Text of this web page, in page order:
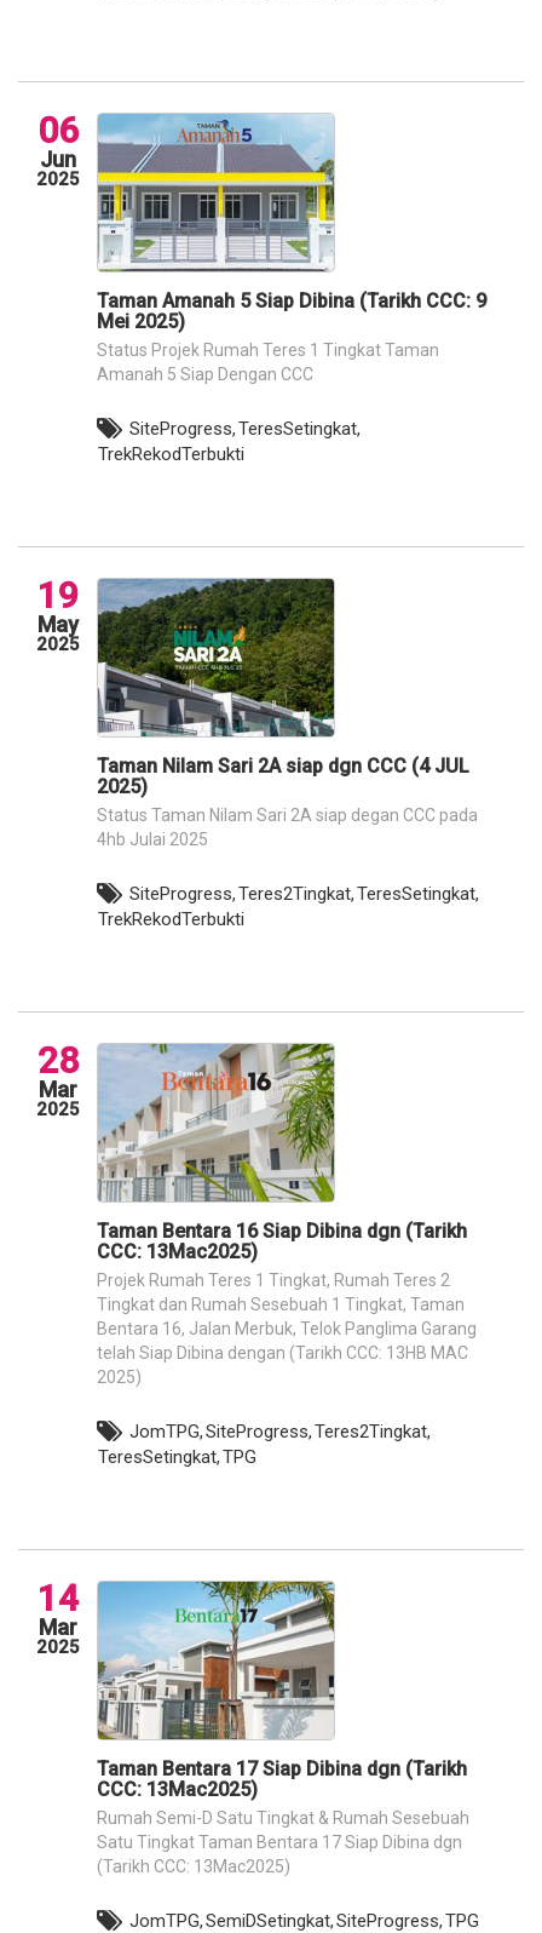
06
Jun
2025
Taman Amanah 5 Siap Dibina (Tarikh CCC: 9
Mei 2025)
Status Projek Rumah Teres 1 Tingkat Taman
Amanah 5 Siap Dengan CCC
SiteProgress,TeresSetingkat,
TrekRekodTerbukti
19
May
2025
Taman Nilam Sari 2A siap dgn CCC (4 JUL
2025)
Status Taman Nilam Sari 2A siap degan CCC pada
4hb Julai 2025
SiteProgress,Teres2Tingkat,TeresSetingkat,
TrekRekodTerbukti
28
Mar
2025
Taman Bentara 16 Siap Dibina dgn (Tarikh
CCC: 13Mac2025)
Projek Rumah Teres 1 Tingkat, Rumah Teres 2
Tingkat dan Rumah Sesebuah 1 Tingkat, Taman
Bentara 16, Jalan Merbuk, Telok Panglima Garang
telah Siap Dibina dengan (Tarikh CCC: 13HB MAC
2025)
JomTPG,SiteProgress,Teres2Tingkat,
TeresSetingkat,TPG
14
Mar
2025
Taman Bentara 17 Siap Dibina dgn (Tarikh
CCC: 13Mac2025)
Rumah Semi-D Satu Tingkat & Rumah Sesebuah
Satu Tingkat Taman Bentara 17 Siap Dibina dgn
(Tarikh CCC: 13Mac2025)
JomTPG,SemiDSetingkat,SiteProgress,TPG